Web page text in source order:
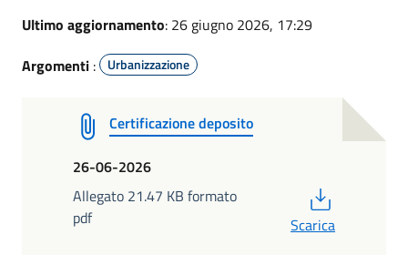
Ultimo aggiornamento: 26 giugno 2026, 17:29
Argomenti : Urbanizzazione
Certificazione deposito
26-06-2026
Allegato 21.47 KB formato
pdf
Scarica